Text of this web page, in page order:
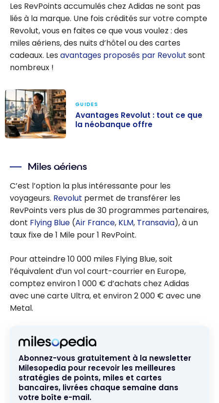
Les RevPoints accumulés chez Adidas ne sont pas
liés à la marque. Une fois crédités sur votre compte
Revolut, vous en faites ce que vous voulez : des
miles aériens, des nuits d’hôtel ou des cartes
cadeaux. Les avantages proposés par Revolut sont
nombreux !
ce que la
néobanque
offre
GUIDES
Avantages Revolut : tout ce que
la néobanque offre
Miles aériens
C’est l’option la plus intéressante pour les
voyageurs. Revolut permet de transférer les
RevPoints vers plus de 30 programmes partenaires,
dont Flying Blue (Air France, KLM, Transavia), à un
taux fixe de 1 Mile pour 1 RevPoint.
Pour atteindre 10 000 miles Flying Blue, soit
l’équivalent d’un vol court-courrier en Europe,
comptez environ 1 000 € d’achats chez Adidas
avec une carte Ultra, et environ 2 000 € avec une
Metal.
Abonnez-vous gratuitement à la newsletter
Milesopedia pour recevoir les meilleures
stratégies de points, miles et cartes
bancaires, livrées chaque semaine dans
votre boîte e-mail.